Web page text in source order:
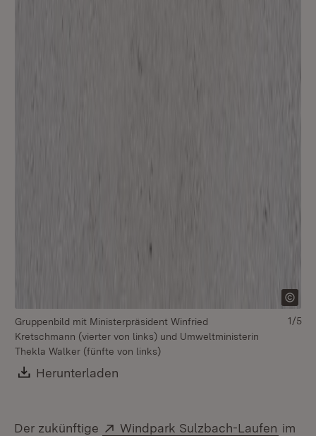
Gruppenbild mit Ministerpräsident Winfried
Kretschmann (vierter von links) und Umweltministerin
Thekla Walker (fünfte von links)
Download:
Herunterladen
1/5
Der zukünftige Extern:
Windpark Sulzbach-Laufen im